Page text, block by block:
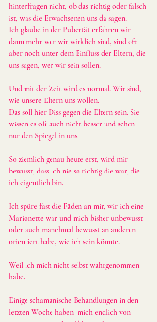
hinterfragen nicht, ob das richtig oder falsch
ist, was die Erwachsenen uns da sagen.
Ich glaube in der Pubertät erfahren wir
dann mehr wer wir wirklich sind, sind oft
aber noch unter dem Einfluss der Eltern, die
uns sagen, wer wir sein sollen.
Und mit der Zeit wird es normal. Wir sind,
wie unsere Eltern uns wollen.
Das soll hier Diss gegen die Eltern sein. Sie
wissen es oft auch nicht besser und sehen
nur den Spiegel in uns.
So ziemlich genau heute erst, wird mir
bewusst, dass ich nie so richtig die war, die
ich eigentlich bin.
Ich spüre fast die Fäden an mir, wir ich eine
Marionette war und mich bisher unbewusst
oder auch manchmal bewusst an anderen
orientiert habe, wie ich sein könnte.
Weil ich mich nicht selbst wahrgenommen
habe.
Einige schamanische Behandlungen in den
letzten Woche haben  mich endlich von